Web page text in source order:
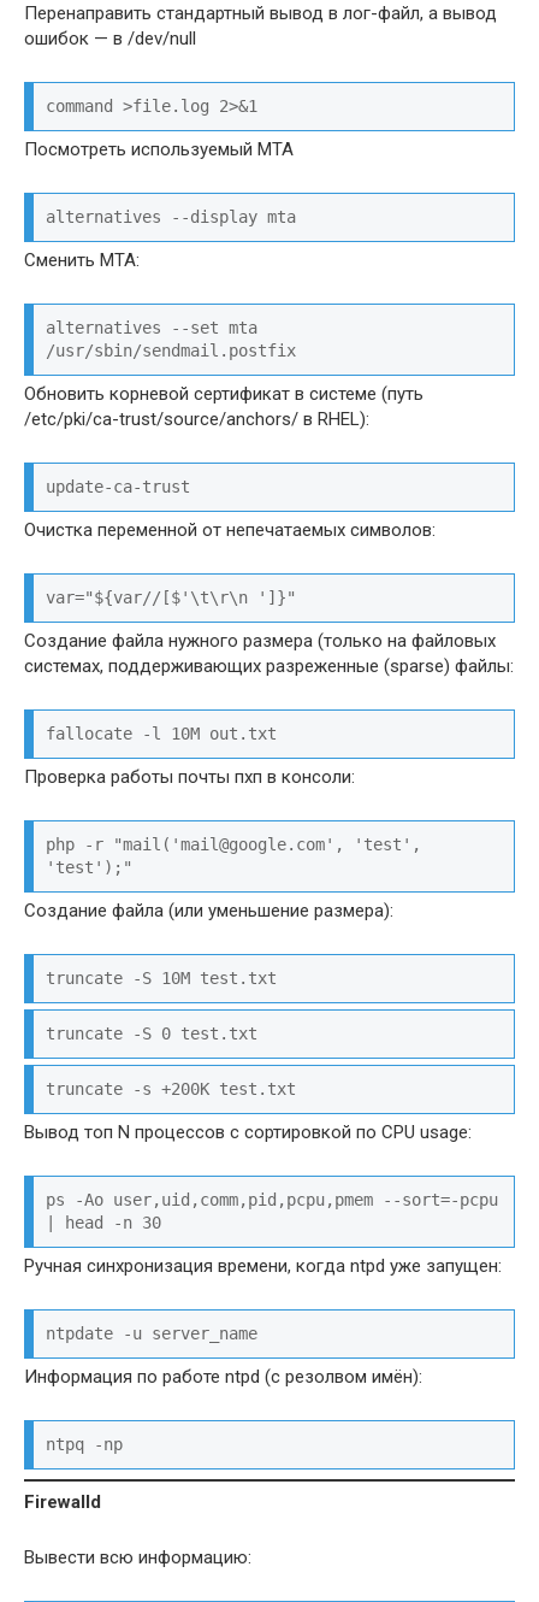
Перенаправить стандартный вывод в лог-файл, а вывод
ошибок — в /dev/null
command >file.log 2>&1
Посмотреть используемый MTA
alternatives --display mta
Сменить MTA:
alternatives --set mta
/usr/sbin/sendmail.postfix
Обновить корневой сертификат в системе (путь
/etc/pki/ca-trust/source/anchors/ в RHEL):
update-ca-trust
Очистка переменной от непечатаемых символов:
var="${var//[$'\t\r\n ']}"
Создание файла нужного размера (только на файловых
системах, поддерживающих разреженные (sparse) файлы:
fallocate -l 10M out.txt
Проверка работы почты пхп в консоли:
php -r "mail('mail@google.com', 'test',
'test');"
Создание файла (или уменьшение размера):
truncate -S 10M test.txt
truncate -S 0 test.txt
truncate -s +200K test.txt
Вывод топ N процессов с сортировкой по CPU usage:
ps -Ao user,uid,comm,pid,pcpu,pmem --sort=-pcpu
| head -n 30
Ручная синхронизация времени, когда ntpd уже запущен:
ntpdate -u server_name
Информация по работе ntpd (с резолвом имён):
ntpq -np
Firewalld
Вывести всю информацию: